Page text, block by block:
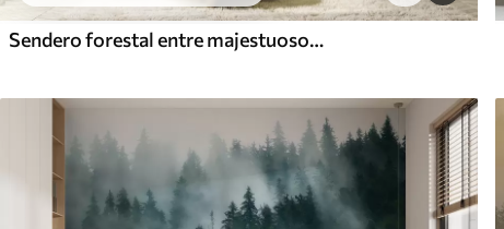
Sendero forestal entre majestuosos árboles en estilo acuarela